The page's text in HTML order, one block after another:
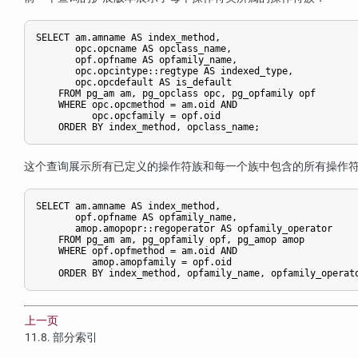
SELECT am.amname AS index_method,
       opc.opcname AS opclass_name,
       opf.opfname AS opfamily_name,
       opc.opcintype::regtype AS indexed_type,
       opc.opcdefault AS is_default
    FROM pg_am am, pg_opclass opc, pg_opfamily opf
    WHERE opc.opcmethod = am.oid AND
          opc.opcfamily = opf.oid
    ORDER BY index_method, opclass_name;
这个查询展示所有已定义的操作符族和每一个族中包含的所有操作
SELECT am.amname AS index_method,
       opf.opfname AS opfamily_name,
       amop.amopopr::regoperator AS opfamily_operator
    FROM pg_am am, pg_opfamily opf, pg_amop amop
    WHERE opf.opfmethod = am.oid AND
          amop.amopfamily = opf.oid
ORDER BY index_method, opfamily_name,
上一页
11.8. 部分索引